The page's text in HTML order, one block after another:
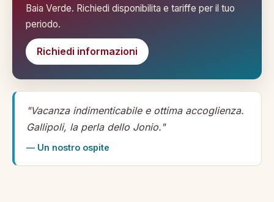
Baia Verde. Richiedi disponibilita e tariffe per il tuo
periodo.
Richiedi informazioni
"Vacanza indimenticabile e ottima accoglienza.
Gallipoli, la perla dello Jonio."
— Un nostro ospite